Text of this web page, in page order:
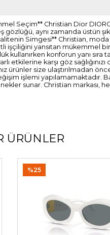
Seçim** Christian Dior
aynı zamanda üstün
Simgesi** Christian, moda
işçiliğini yansıtan
konforun yanı
etkilerine karşı göz
ürünler size ulaştırılmadan
işlemi yapılamamaktadır.
sunar. Christian markası,
ÜRÜNLER
%25